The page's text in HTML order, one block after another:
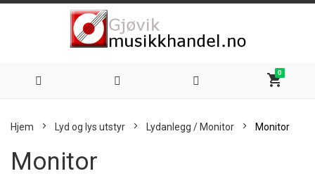
shopping_cart
0
innhold
Hjem Lyd og lys utstyr Lydanlegg / Monitor Monitor
Monitor